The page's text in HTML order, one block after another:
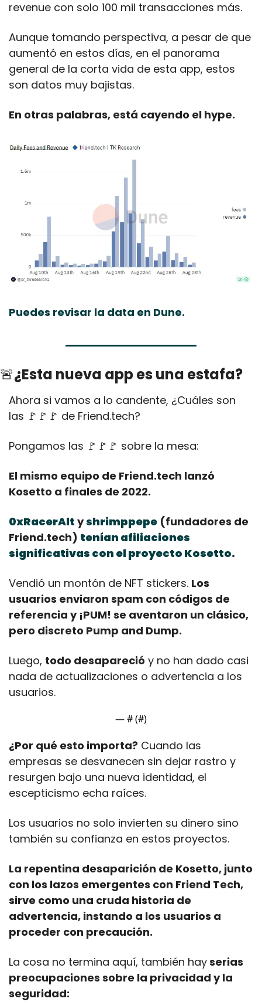
revenue con solo 100 mil transacciones más.
Aunque tomando perspectiva, a pesar de que
aumentó en estos días, en el panorama
general de la corta vida de esta app, estos
son datos muy bajistas.
En otras palabras, está cayendo el hype.
Puedes revisar la data en Dune.
🚨¿Esta nueva app es una estafa?
Ahora si vamos a lo candente, ¿Cuáles son
las 🚩 🚩 🚩 de Friend.tech?
Pongamos las 🚩 🚩 🚩 sobre la mesa:
El mismo equipo de Friend.tech lanzó
Kosetto a finales de 2022.
0xRacerAlt y shrimppepe (fundadores de
Friend.tech) tenían afiliaciones
significativas con el proyecto Kosetto.
Vendió un montón de NFT stickers. Los
usuarios enviaron spam con códigos de
referencia y ¡PUM! se aventaron un clásico,
pero discreto Pump and Dump.
Luego, todo desapareció y no han dado casi
nada de actualizaciones o advertencia a los
usuarios.
— # (#)
¿Por qué esto importa? Cuando las
empresas se desvanecen sin dejar rastro y
resurgen bajo una nueva identidad, el
escepticismo echa raíces.
Los usuarios no solo invierten su dinero sino
también su confianza en estos proyectos.
La repentina desaparición de Kosetto, junto
con los lazos emergentes con Friend Tech,
sirve como una cruda historia de
advertencia, instando a los usuarios a
proceder con precaución.
La cosa no termina aquí, también hay serias
preocupaciones sobre la privacidad y la
seguridad: